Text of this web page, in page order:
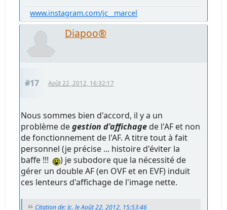
www.instagram.com/jc__marcel
Diapoo®
#17 Août 22, 2012, 16:32:17
Nous sommes bien d'accord, il y a un
problème degestion d'affichage de l'AF et non
de fonctionnement de l'AF. A titre tout à fait
personnel (je précise ... histoire d'éviter la
baffe !!!
) je subodore que la nécessité de
gérer un double AF (en OVF et en EVF) induit
ces lenteurs d'affichage de l'image nette.
Citation de: Jc. le Août 22, 2012, 15:53:46